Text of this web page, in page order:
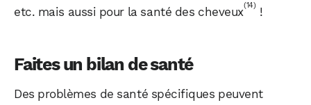
etc. mais aussi pour la santé des cheveux(14) !
Faites un bilan de santé
Des problèmes de santé spécifiques peuvent